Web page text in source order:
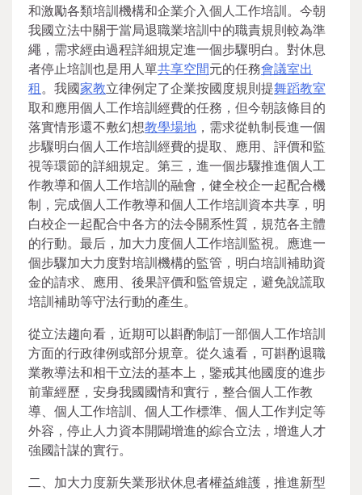
和激勵各類培訓機構和企業介入個人工作培訓。今朝
我國立法中關于當局退職業培訓中的職責規則較為準
繩，需求經由過程詳細規定進一個步驟明白。對休息
者停止培訓也是用人單共享空間元的任務會議室出
租。我國家教立律例定了企業按國度規則提舞蹈教室
取和應用個人工作培訓經費的任務，但今朝該條目的
落實情形還不敷幻想教學場地 ，需求從軌制長進一個
步驟明白個人工作培訓經費的提取、應用、評價和監
視等環節的詳細規定。第三，進一個步驟推進個人工
作教導和個人工作培訓的融會，健全校企一起配合機
制，完成個人工作教導和個人工作培訓資本共享，明
白校企一起配合中各方的法令關系性質，規范各主體
的行動。最后，加大力度個人工作培訓監視。應進一
個步驟加大力度對培訓機構的監管，明白培訓補助資
金的請求、應用、後果評價和監管規定，避免說謊取
培訓補助等守法行動的產生。
從立法趨向看，近期可以斟酌制訂一部個人工作培訓
方面的行政律例或部分規章。從久遠看，可斟酌退職
業教導法和相干立法的基本上，鑒戒其他國度的進步
前輩經歷，安身我國國情和實行，整合個人工作教
導、個人工作培訓、個人工作標準、個人工作判定等
外容，停止人力資本開闢增進的綜合立法，增進人才
強國計謀的實行。
二、加大力度新失業形狀休息者權益維護，推進新型